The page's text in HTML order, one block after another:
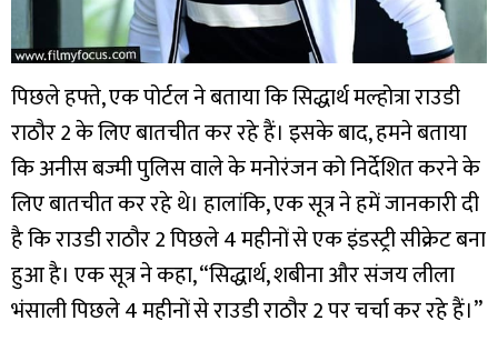
पिछले हफ्ते, एक पोर्टल ने बताया कि सिद्धार्थ मल्होत्रा राउडी
राठौर 2 के लिए बातचीत कर रहे हैं। इसके बाद, हमने बताया
कि अनीस बज्मी पुलिस वाले के मनोरंजन को निर्देशित करने के
लिए बातचीत कर रहे थे। हालांकि, एक सूत्र ने हमें जानकारी दी
है कि राउडी राठौर 2 पिछले 4 महीनों से एक इंडस्ट्री सीक्रेट बना
हुआ है। एक सूत्र ने कहा, “सिद्धार्थ, शबीना और संजय लीला
भंसाली पिछले 4 महीनों से राउडी राठौर 2 पर चर्चा कर रहे हैं।”